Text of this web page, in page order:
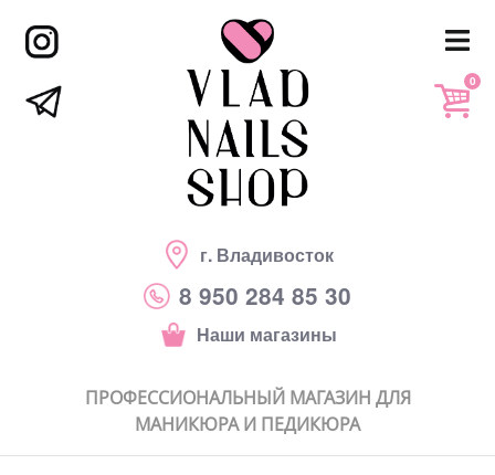
г. Владивосток
8 950 284 85 30
Наши магазины
0
ПРОФЕССИОНАЛЬНЫЙ МАГАЗИН ДЛЯ
МАНИКЮРА И ПЕДИКЮРА